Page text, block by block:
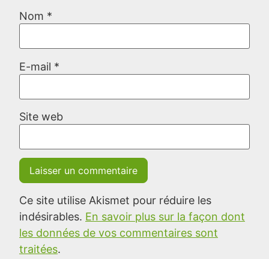
Nom *
E-mail *
Site web
Ce site utilise Akismet pour réduire les
indésirables. En savoir plus sur la façon dont
les données de vos commentaires sont
traitées.